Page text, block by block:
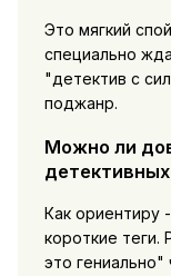
Это мягкий
специально
"детектив с
поджанр.
Можно ли
Как ориентиру
короткие теги.
это